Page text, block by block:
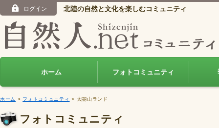
ログイン 北陸の自然と文化を楽しむコミュニティ
ホーム フォトコミュニティ
ホーム > フォトコミュニティ > 太閤山ランド
フォトコミュニティ